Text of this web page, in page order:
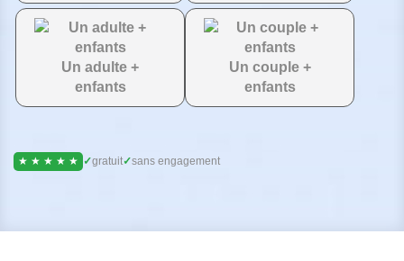
Un adulte +
enfants
Un couple +
enfants
★ ★ ★ ★ ★ ✓gratuit✓sans engagement